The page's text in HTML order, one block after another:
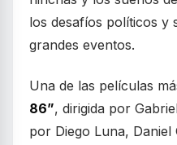
los desafíos políticos y
grandes eventos.
Una de las películas
86”, dirigida por
por Diego Luna,